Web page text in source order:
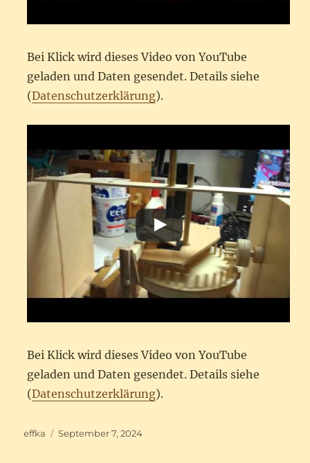
Bei Klick wird dieses Video von YouTube
geladen und Daten gesendet. Details siehe
(Datenschutzerklärung).
Bei Klick wird dieses Video von YouTube
geladen und Daten gesendet. Details siehe
(Datenschutzerklärung).
Autor
effka
Veröffentlicht
September 7, 2024